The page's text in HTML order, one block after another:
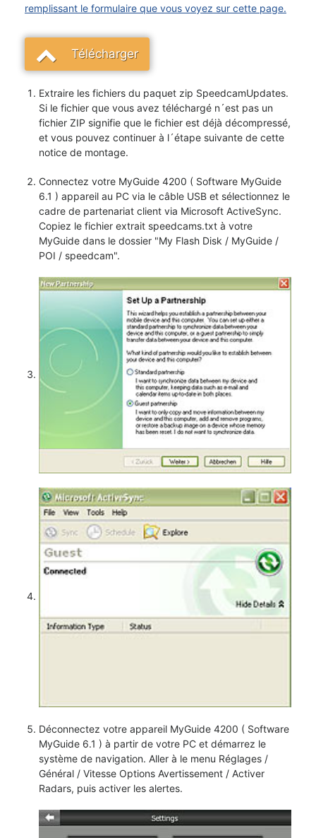
remplissant le formulaire que vous voyez sur cette page.
Télécharger
Extraire les fichiers du paquet zip SpeedcamUpdates.
Si le fichier que vous avez téléchargé n´est pas un
fichier ZIP signifie que le fichier est déjà décompressé,
et vous pouvez continuer à l´étape suivante de cette
notice de montage.
Connectez votre MyGuide 4200 ( Software MyGuide
6.1 ) appareil au PC via le câble USB et sélectionnez le
cadre de partenariat client via Microsoft ActiveSync.
Copiez le fichier extrait speedcams.txt à votre
MyGuide dans le dossier "My Flash Disk / MyGuide /
POI / speedcam".
Déconnectez votre appareil MyGuide 4200 ( Software
MyGuide 6.1 ) à partir de votre PC et démarrez le
système de navigation. Aller à le menu Réglages /
Général / Vitesse Options Avertissement / Activer
Radars, puis activer les alertes.